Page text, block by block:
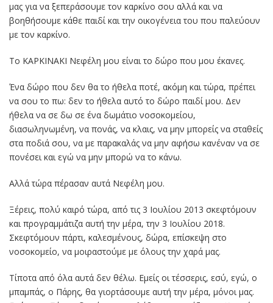
μας για να ξεπεράσουμε τον καρκίνο σου αλλά και να
βοηθήσουμε κάθε παιδί και την οικογένεια του που παλεύουν
με τον καρκίνο.
Το ΚΑΡΚΙΝΑΚΙ Νεφέλη μου είναι το δώρο που μου έκανες.
Ένα δώρο που δεν θα το ήθελα ποτέ, ακόμη και τώρα, πρέπει
να σου το πω: δεν το ήθελα αυτό το δώρο παιδί μου. Δεν
ήθελα να σε δω σε ένα δωμάτιο νοσοκομείου,
διασωληνωμένη, να πονάς, να κλαις, να μην μπορείς να σταθείς
στα ποδιά σου, να με παρακαλάς να μην αφήσω κανέναν να σε
πονέσει και εγώ να μην μπορώ να το κάνω.
Αλλά τώρα πέρασαν αυτά Νεφέλη μου.
Ξέρεις, πολύ καιρό τώρα, από τις 3 Ιουλίου 2013 σκεφτόμουν
και προγραμμάτιζα αυτή την μέρα, την 3 Ιουλίου 2018.
Σκεφτόμουν πάρτι, καλεσμένους, δώρα, επίσκεψη στο
νοσοκομείο, να μοιραστούμε με όλους την χαρά μας.
Τίποτα από όλα αυτά δεν θέλω. Εμείς οι τέσσερις, εσύ, εγώ, ο
μπαμπάς, ο Πάρης, θα γιορτάσουμε αυτή την μέρα, μόνοι μας.